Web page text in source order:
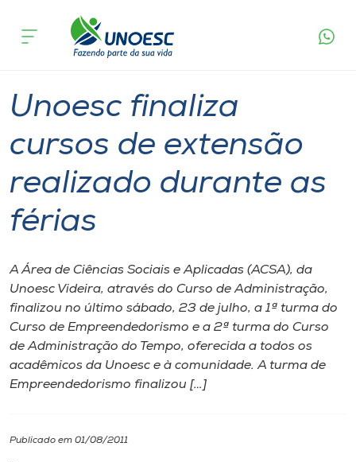
Cursos
Atendimento ao Estudante
Portal de Ensino
A
Internacionalização
I.nova
Diplomados
acontece
Unoesc finaliza
cursos de extensão
realizado durante as
férias
A Área de Ciências Sociais e Aplicadas (ACSA), da
Unoesc Videira, através do Curso de Administração,
finalizou no último sábado, 23 de julho, a 1ª turma do
Curso de Empreendedorismo e a 2ª turma do Curso
de Administração do Tempo, oferecida a todos os
acadêmicos da Unoesc e à comunidade. A turma de
Empreendedorismo finalizou […]
Publicado em 01/08/2011